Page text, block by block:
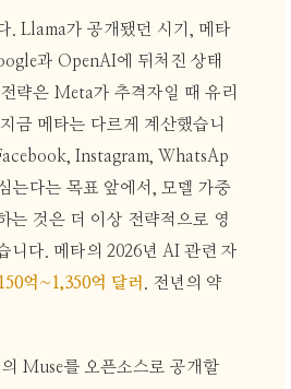
. Llama가 공개됐던 시기, 메타
과 OpenAI에 뒤처진 상태
략은 Meta가 추격자일 때 유리
금 메타는 다르게 계산했습니
Instagram, WhatsAp
는다는 목표 앞에서, 모델 가중
는 것은 더 이상 전략적으로 영
니다. 메타의 2026년 AI 관련 자
억~1,350억 달러 . 전년의 약
Muse를 오픈소스로 공개할